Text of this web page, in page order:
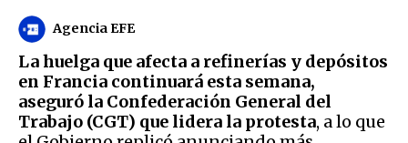
Agencia EFE
La huelga que afecta a refinerías y depósitos
en Francia continuará esta semana,
aseguró la Confederación General del
Trabajo (CGT) que lidera la protesta, a lo que